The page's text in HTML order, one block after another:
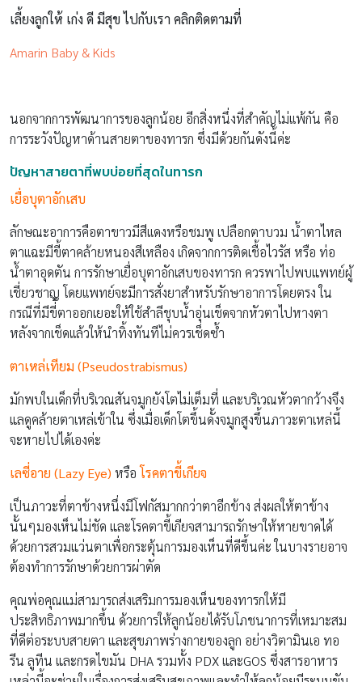
เลี้ยงลูกให้ เก่ง ดี มีสุข ไปกับเรา คลิกติดตามที่
Amarin Baby & Kids
นอกจากการพัฒนาการของลูกน้อย อีกสิ่งหนึ่งที่สำคัญไม่เเพ้กัน คือ
การระวังปัญหาด้านสายตาของทารก ซึ่งมีด้วยกันดังนี้ค่ะ
ปัญหาสายตาที่พบบ่อยที่สุดในทารก
เยื่อบุตาอักเสบ
ลักษณะอาการคือตาขาวมีสีเเดงหรือชมพู เปลือกตาบวม น้ำตาไหล
ตาเเฉะมีขี้ตาคล้ายหนองสีเหลือง เกิดจากการติดเชื้อไวรัส หรือ ท่อ
น้ำตาอุดตัน การรักษาเยื่อบุตาอักเสบของทารก ควรพาไปพบแพทย์ผู้
เชี่ยวชาญ โดยเเพทย์จะมีการสั่งยาสำหรับรักษาอาการโดยตรง ใน
กรณีที่มีขี่้ตาออกเยอะให้ใช้สำลีชุบน้ำอุ่นเช็ดจากหัวตาไปหางตา
หลังจากเช็ดเเล้วให้นำทิ้งทันทีไม่ควรเช็ดซ้ำ
ตาเหล่เทียม (Pseudostrabismus)
มักพบในเด็กที่บริเวณสันจมูกยังโตไม่เต็มที่ และบริเวณหัวตากว้างจึง
แลดูคล้ายตาเหล่เข้าใน ซึ่งเมื่อเด็กโตขึ้นดั้งจมูกสูงขึ้นภาวะตาเหล่นี้
จะหายไปได้เองค่ะ
เลซี่อาย (Lazy Eye) หรือ โรคตาขี้เกียจ
เป็นภาวะที่ตาข้างหนึ่งมีโฟกัสมากกว่าตาอีกข้าง ส่งผลให้ตาข้าง
นั้นๆมองเห็นไม่ชัด และโรคตาขี้เกียจสามารถรักษาให้หายขาดได้
ด้วยการสวมแว่นตาเพื่อกระตุ้นการมองเห็นที่ดีขึ้นค่ะ ในบางรายอาจ
ต้องทำการรักษาด้วยการผ่าตัด
คุณพ่อคุณแม่สามารถส่งเสริมการมองเห็นของทารกให้มี
ประสิทธิภาพมากขึ้น ด้วยการให้ลูกน้อยได้รับโภชนาการที่เหมาะสม
ที่ดีต่อระบบสายตา และสุขภาพร่างกายของลูก อย่างวิตามินเอ ทอ
รีน ลูทีน และกรดไขมัน DHA รวมทั้ง PDX และGOS ซึ่งสารอาหาร